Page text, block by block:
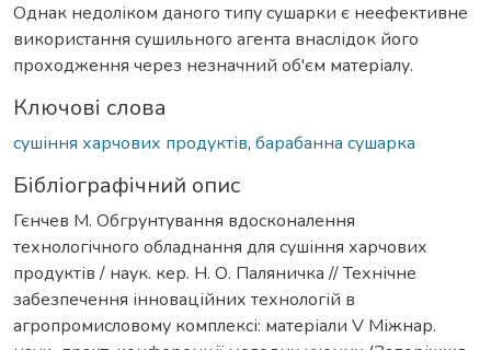
Однак недоліком даного типу сушарки є неефективне
використання сушильного агента внаслідок його
проходження через незначний об'єм матеріалу.
Ключові слова
сушіння харчових продуктів, барабанна сушарка
Бібліографічний опис
Гєнчев М. Обгрунтування вдосконалення
технологічного обладнання для сушіння харчових
продуктів / наук. кер. Н. О. Паляничка // Технічне
забезпечення інноваційних технологій в
агропромисловому комплексі: матеріали V Міжнар.